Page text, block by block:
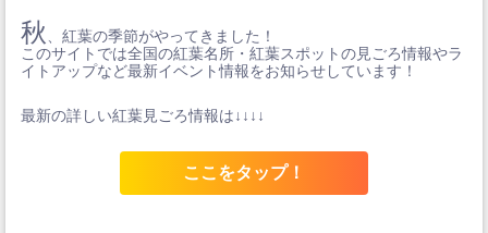
秋
、紅葉の季節がやってきました！
このサイトでは全国の紅葉名所・紅葉スポットの見ごろ情報やラ
イトアップなど最新イベント情報をお知らせしています！
最新の詳しい紅葉見ごろ情報は↓↓↓↓
ここをタップ！